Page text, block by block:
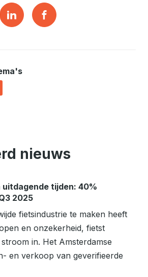
nieuws
uitdagende tijden: 40%
2025
fietsindustrie te maken heeft
en onzekerheid, fietst
in. Het Amsterdamse
en verkoop van geverifieerde